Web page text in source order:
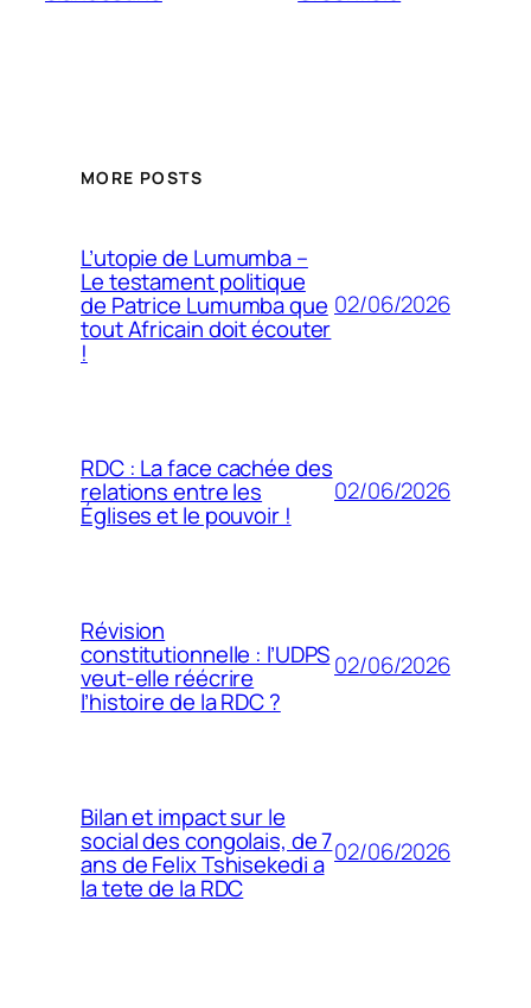
MORE POSTS
L’utopie de Lumumba –
Le testament politique
de Patrice Lumumba que
tout Africain doit écouter
!
02/06/2026
RDC : La face cachée des
relations entre les
Églises et le pouvoir !
02/06/2026
Révision
constitutionnelle : l’UDPS
veut-elle réécrire
l’histoire de la RDC ?
02/06/2026
Bilan et impact sur le
social des congolais, de 7
ans de Felix Tshisekedi a
la tete de la RDC
02/06/2026